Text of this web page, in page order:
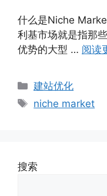
什么是Niche
利基市场就是指那
优势的大型 … 阅读
分
类
建站优化
标
niche market
搜索